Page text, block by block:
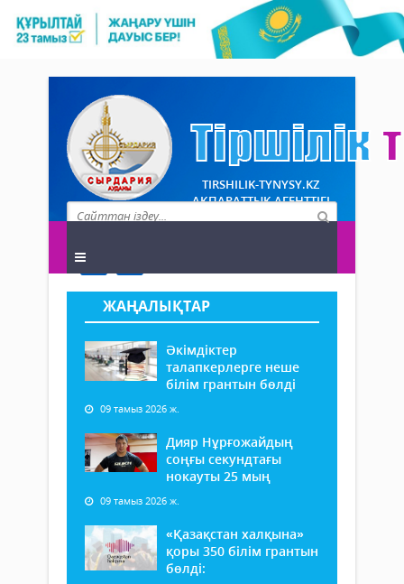
TIRSHILIK-TYNYSY.KZ
АҚПАРАТТЫҚ АГЕНТТІГІ
ЖАҢАЛЫҚТАР
Әкімдіктер
талапкерлерге неше
білім грантын бөлді
09 тамыз 2026 ж.
Дияр Нұрғожайдың
соңғы секундтағы
нокауты 25 мың
09 тамыз 2026 ж.
«Қазақстан халқына»
қоры 350 білім грантын
бөлді: